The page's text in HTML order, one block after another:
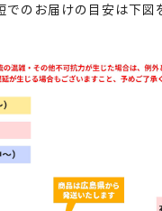
でのお届けの目安は下図